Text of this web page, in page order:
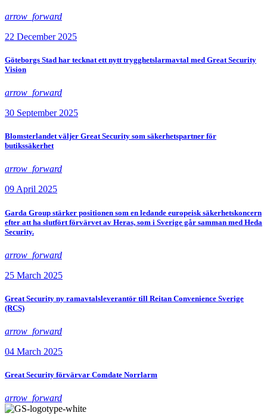
arrow_forward
22 December 2025
Göteborgs Stad har tecknat ett nytt trygghetslarmavtal med Great Security
Vision
arrow_forward
30 September 2025
Blomsterlandet väljer Great Security som säkerhetspartner för
butikssäkerhet
arrow_forward
09 April 2025
Garda Group stärker positionen som en ledande europeisk säkerhetskoncern
efter att ha slutfört förvärvet av Heras, som i Sverige går samman med Heda
Security.
arrow_forward
25 March 2025
Great Security ny ramavtalsleverantör till Reitan Convenience Sverige
(RCS)
arrow_forward
04 March 2025
Great Security förvärvar Comdate Norrlarm
arrow_forward